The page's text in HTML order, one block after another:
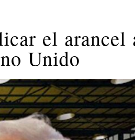
el arancel
Unido